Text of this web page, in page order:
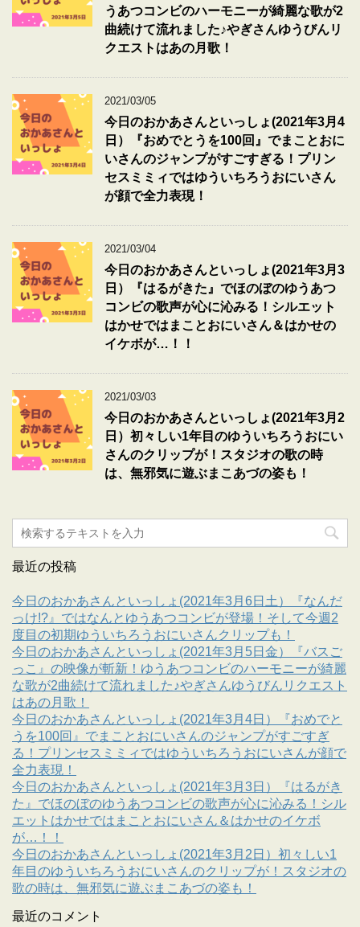
うあつコンビのハーモニーが綺麗な歌が2
曲続けて流れました♪やぎさんゆうびんリ
クエストはあの月歌！
2021/03/05
今日のおかあさんといっしょ(2021年3月4
日）『おめでとうを100回』でまことおに
いさんのジャンプがすごすぎる！プリン
セスミミィではゆういちろうおにいさん
が顔で全力表現！
2021/03/04
今日のおかあさんといっしょ(2021年3月3
日）『はるがきた』でほのぼのゆうあつ
コンビの歌声が心に沁みる！シルエット
はかせではまことおにいさん＆はかせの
イケボが…！！
2021/03/03
今日のおかあさんといっしょ(2021年3月2
日）初々しい1年目のゆういちろうおにい
さんのクリップが！スタジオの歌の時
は、無邪気に遊ぶまこあづの姿も！
最近の投稿
今日のおかあさんといっしょ(2021年3月6日土）『なんだ
っけ!?』ではなんとゆうあつコンビが登場！そして今週2
度目の初期ゆういちろうおにいさんクリップも！
今日のおかあさんといっしょ(2021年3月5日金）『バスご
っこ』の映像が斬新！ゆうあつコンビのハーモニーが綺麗
な歌が2曲続けて流れました♪やぎさんゆうびんリクエスト
はあの月歌！
今日のおかあさんといっしょ(2021年3月4日）『おめでと
うを100回』でまことおにいさんのジャンプがすごすぎ
る！プリンセスミミィではゆういちろうおにいさんが顔で
全力表現！
今日のおかあさんといっしょ(2021年3月3日）『はるがき
た』でほのぼのゆうあつコンビの歌声が心に沁みる！シル
エットはかせではまことおにいさん＆はかせのイケボ
が…！！
今日のおかあさんといっしょ(2021年3月2日）初々しい1
年目のゆういちろうおにいさんのクリップが！スタジオの
歌の時は、無邪気に遊ぶまこあづの姿も！
最近のコメント